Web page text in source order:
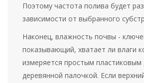
Поэтому частота полива будет
зависимости от выбранного
Наконец,влажность почвы -
показывающий, хватает ли влаги
измеряется простым пластиковым
деревянной палочкой. Если